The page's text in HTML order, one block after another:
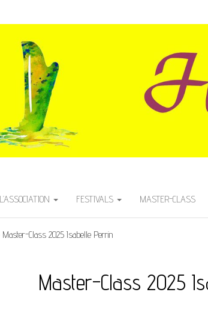
L’ASSOCIATION FESTIVALS MASTER-CLASS
Master-Class 2025 Isabelle Perrin
Master-Class 2025